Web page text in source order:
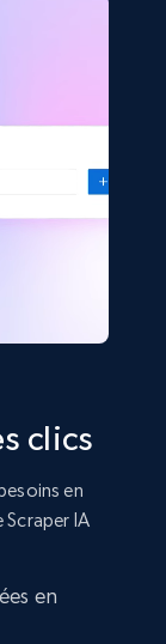
clics
en
IA
en